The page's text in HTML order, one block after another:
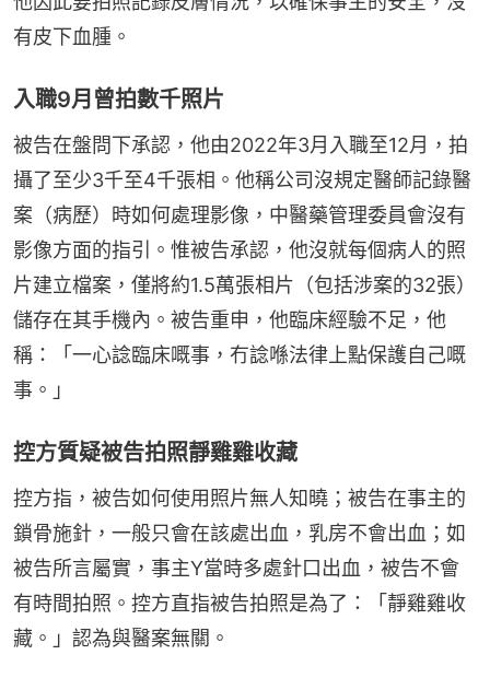
有皮下血腫。
入職9月曾拍數千照片
被告在盤問下承認，他由2022年3月入職至12月，拍
攝了至少3千至4千張相。他稱公司沒規定醫師記錄醫
案（病歷）時如何處理影像，中醫藥管理委員會沒有
影像方面的指引。惟被告承認，他沒就每個病人的照
片建立檔案，僅將約1.5萬張相片（包括涉案的32張）
儲存在其手機內。被告重申，他臨床經驗不足，他
稱：「一心諗臨床嘅事，冇諗喺法律上點保護自己嘅
事。」
控方質疑被告拍照靜雞雞收藏
控方指，被告如何使用照片無人知曉；被告在事主的
鎖骨施針，一般只會在該處出血，乳房不會出血；如
被告所言屬實，事主Y當時多處針口出血，被告不會
有時間拍照。控方直指被告拍照是為了：「靜雞雞收
藏。」認為與醫案無關。